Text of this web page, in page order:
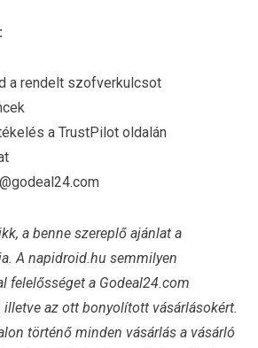
a rendelt szofverkulcsot
a TrustPilot oldalán
a benne szereplő ajánlat a
A napidroid.hu semmilyen
felelősséget a Godeal24.com
illetve az ott bonyolított vásárlásokért.
történő minden vásárlás a vásárló